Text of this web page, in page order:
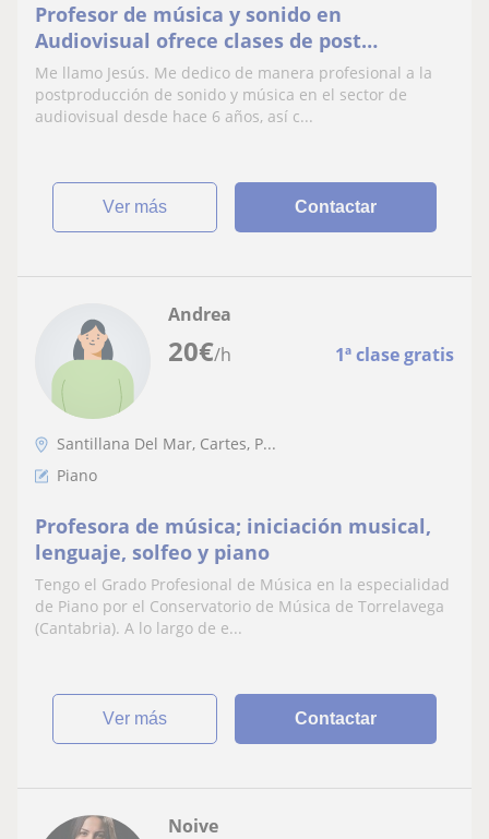
Profesor de música y sonido en
Audiovisual ofrece clases de post
producción de sonido y música. Tanto
para gente que quiera empezar desde
cero, como para profesionales. También
Me llamo Jesús. Me dedico de manera profesional a la
postproducción de sonido y música en el sector de
audiovisual desde hace 6 años, así c...
ver más Contactar
20€/h 1ª clase gratis
Andrea
Santillana Del Mar, Cartes, P...
Piano
Profesora de música; iniciación musical,
lenguaje, solfeo y piano
Tengo el Grado Profesional de Música en la especialidad
de Piano por el Conservatorio de Música de Torrelavega
(Cantabria). A lo largo de e...
ver más Contactar
Noive